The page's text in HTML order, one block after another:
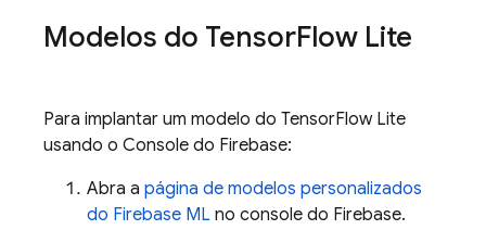
Modelos do TensorFlow Lite
Para implantar um modelo do TensorFlow Lite
usando o Console do Firebase:
Abra a página de modelos personalizados
do Firebase ML no console do Firebase.